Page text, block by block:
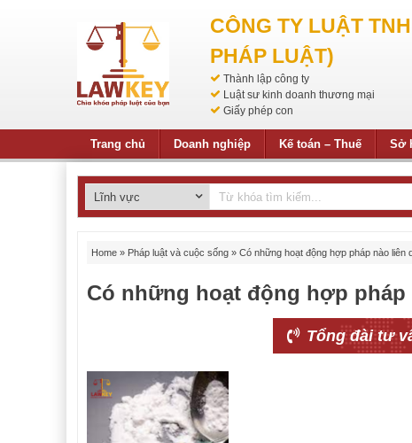
CÔNG TY LUẬT
PHÁP LUẬT)
Thành lập công ty
Luật sư kinh doanh thương mại
Giấy phép con
Trang chủ Doanh nghiệp Kế toán – Thuế Sở
Home » Pháp luật và cuộc sống » Có những hoạt động hợp pháp nào liên
Có những hoạt động hợp
Tổng đài tư